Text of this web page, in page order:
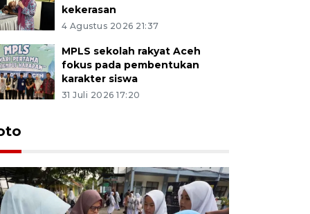
kekerasan
4 Agustus 2026 21:37
MPLS sekolah rakyat Aceh
fokus pada pembentukan
karakter siswa
31 Juli 2026 17:20